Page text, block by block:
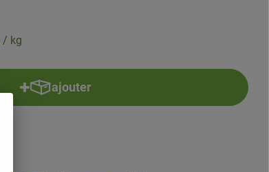
/ kg
ajouter
Ajouter le produit au panier